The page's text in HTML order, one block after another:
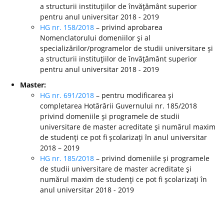
a structurii instituţiilor de învăţământ superior
pentru anul universitar 2018 - 2019
HG nr. 158/2018 – privind aprobarea
Nomenclatorului domeniilor şi al
specializărilor/programelor de studii universitare şi
a structurii instituţiilor de învăţământ superior
pentru anul universitar 2018 - 2019
Master:
HG nr. 691/2018 – pentru modificarea şi
completarea Hotărârii Guvernului nr. 185/2018
privind domeniile şi programele de studii
universitare de master acreditate şi numărul maxim
de studenţi ce pot fi şcolarizaţi în anul universitar
2018 – 2019
HG nr. 185/2018 – privind domeniile şi programele
de studii universitare de master acreditate şi
numărul maxim de studenţi ce pot fi şcolarizaţi în
anul universitar 2018 - 2019